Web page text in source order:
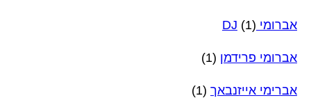
אברומי DJ (1)
אברומי פרידמן (1)
אברימי אייזנבאך (1)